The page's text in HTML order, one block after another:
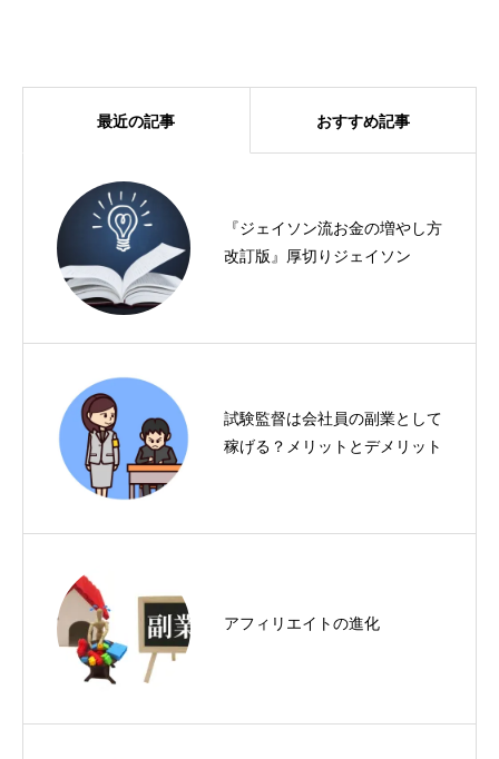
最近の記事 おすすめ記事
『ジェイソン流お金の増やし方
改訂版』厚切りジェイソン
試験監督は会社員の副業として
稼げる？メリットとデメリット
アフィリエイトの進化
Twitterのアカウントで＠の後ろ
を変えたい場合
オークタウンでヤフオクへの一
括出品も再出品もラクラク
斎藤一人